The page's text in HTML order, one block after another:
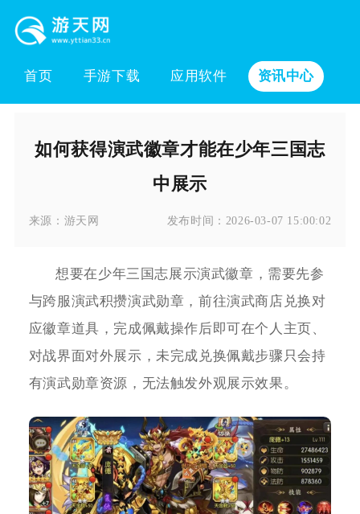
首页 手游下载 应用软件 资讯中心
如何获得演武徽章才能在少年三国志
中展示
来源： 游天网 发布时间： 2026-03-07 15:00:02
想要在少年三国志展示演武徽章，需要先参
与跨服演武积攒演武勋章，前往演武商店兑换对
应徽章道具，完成佩戴操作后即可在个人主页、
对战界面对外展示，未完成兑换佩戴步骤只会持
有演武勋章资源，无法触发外观展示效果。